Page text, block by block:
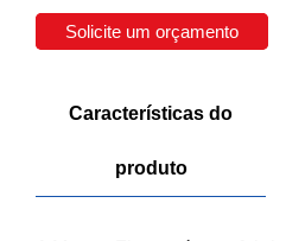
Solicite um orçamento
Características do
produto